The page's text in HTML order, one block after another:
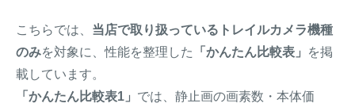
こちらでは、 当店で取り扱っているトレイルカメラ機種
のみを対象に、性能を整理した 「かんたん比較表」
を掲
載しています。
「かんたん比較表1」 では、静止画の画素数・本体価